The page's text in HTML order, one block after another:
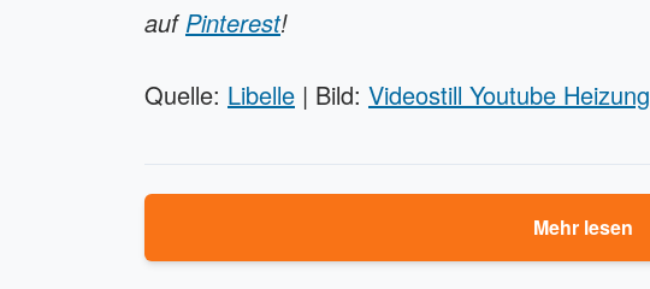
aufPinterest!
Quelle: Libelle | Bild: Videostill Youtube Heizung
Mehr lesen